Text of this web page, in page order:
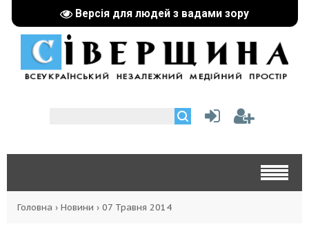
Версія для людей з вадами зору
Головна › Новини › 07 Травня 2014